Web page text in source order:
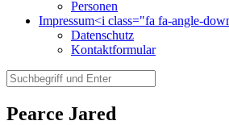
Personen
Impressum<i class="fa fa-angle-
Datenschutz
Kontaktformular
Pearce Jared